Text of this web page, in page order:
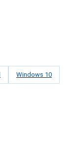
Windows 10